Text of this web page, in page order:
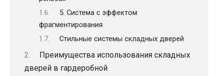
5. Система с эффектом
фрагментирования
Стильные системы складных дверей
Преимущества использования складных
дверей в гардеробной